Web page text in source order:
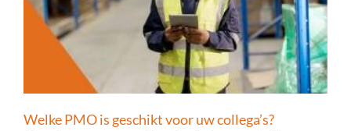
Welke PMO is geschikt voor uw collega’s?